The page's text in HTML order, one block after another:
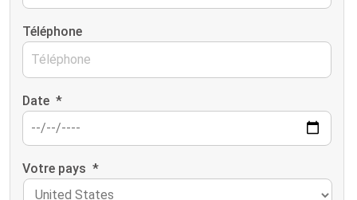
Téléphone
Date *
Votre pays *